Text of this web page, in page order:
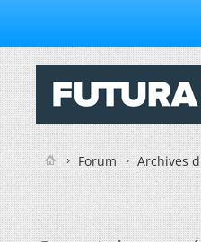
Forum Archives